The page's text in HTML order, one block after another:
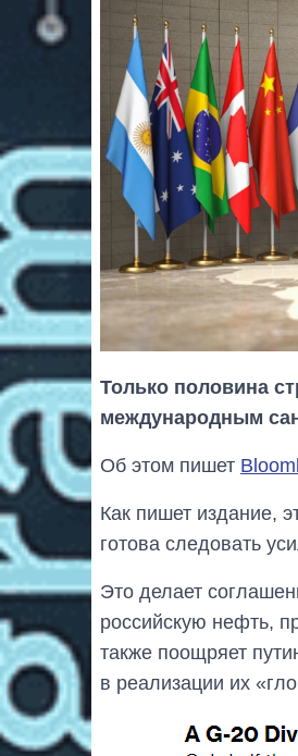
Только половина
международным
Об этом пишет
Как пишет издание,
готова следовать
Это делает
российскую нефть,
также поощряет
в реализации их